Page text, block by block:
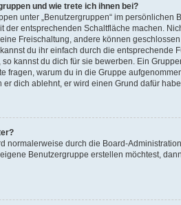
und wie trete ich ihnen bei?
unter „Benutzergruppen“ im persönlichen
der entsprechenden Schaltfläche machen.
Freischaltung, andere können
du ihr einfach durch die entsprechende
kannst du dich für sie bewerben. Ein
fragen, warum du in die Gruppe
er dich ablehnt, er wird einen Grund dafür
normalerweise durch die Board-
Benutzergruppe erstellen möchtest,